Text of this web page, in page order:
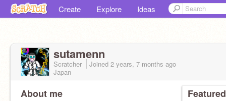
Create Explore Ideas
sutamenn
Scratcher Joined 2 years, 7 months ago
Japan
About me